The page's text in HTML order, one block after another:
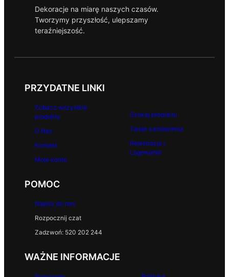
Dekoracje na miarę naszych czasów.
Tworzymy przyszłość, ulepszamy
teraźniejszość.
PRZYDATNE LINKI
Zobacz wszystkie
produkty
O Nas
Kontakt
Moje konto
Szukaj produktu
Twoje zamówienia
Rejestracja /
Logowanie
POMOC
Napisz do nas
Rozpocznij czat
Zadzwoń: 520 202 244
WAŻNE INFORMACJE